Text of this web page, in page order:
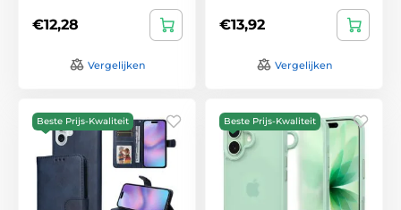
€12,28
Vergelijken
€13,92
Vergelijken
Beste Prijs-Kwaliteit Beste Prijs-Kwaliteit